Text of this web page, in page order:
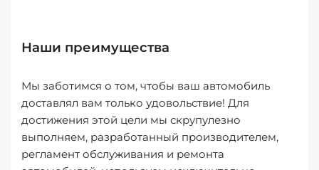
Наши преимущества
Мы заботимся о том, чтобы ваш автомобиль
доставлял вам только удовольствие! Для
достижения этой цели мы скрупулезно
выполняем, разработанный производителем,
регламент обслуживания и ремонта